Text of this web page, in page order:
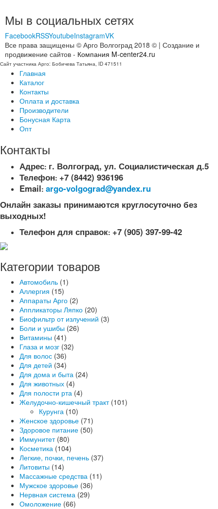
Мы в социальных сетях
FacebookRSSYoutubeInstagramVK
Все права защищены © Арго Волгоград 2018 © | Создание и
продвижение сайтов - Компания M-center24.ru
Сайт участника Арго: Бобичева Татьяна, ID 471511
Главная
Каталог
Контакты
Оплата и доставка
Производители
Бонусная Карта
Опт
Контакты
Адрес: г. Волгоград, ул. Социалистическая д.5
Телефон: +7 (8442) 936196
Email: argo-volgograd@yandex.ru
Онлайн заказы принимаются круглосуточно без
выходных!
Телефон для справок: +7 (905) 397-99-42
Категории товаров
Автомобиль (1)
Аллергия (15)
Аппараты Арго (2)
Аппликаторы Ляпко (20)
Биофильтр от излучений (3)
Боли и ушибы (26)
Витамины (41)
Глаза и мозг (32)
Для волос (36)
Для детей (34)
Для дома и быта (24)
Для животных (4)
Для полости рта (4)
Желудочно-кишечный тракт (101)
Курунга (10)
Женское здоровье (71)
Здоровое питание (50)
Иммунитет (80)
Косметика (104)
Легкие, почки, печень (37)
Литовиты (14)
Массажные средства (11)
Мужское здоровье (36)
Нервная система (29)
Омоложение (66)